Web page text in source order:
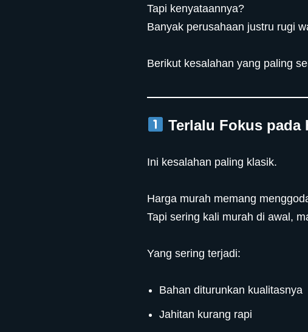
Tapi kenyataannya?
Banyak perusahaan justru rugi
Berikut kesalahan yang paling
Terlalu Fokus pada
Ini kesalahan paling klasik.
Harga murah memang
Tapi sering kali murah di awal,
Yang sering terjadi:
Bahan diturunkan kualitasnya
Jahitan kurang rapi